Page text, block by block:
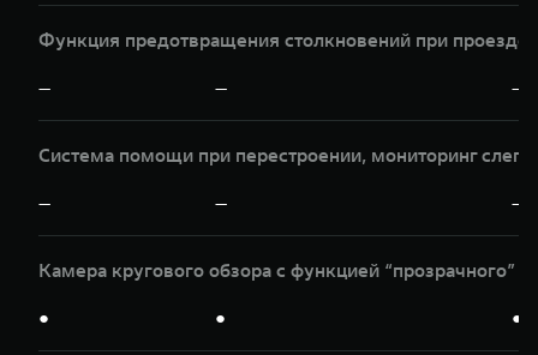
Функция предотвращения столкновений при проезде
— — —
Система помощи при перестроении, мониторинг
— — —
Камера кругового обзора с функцией “прозрачного”
● ● ●